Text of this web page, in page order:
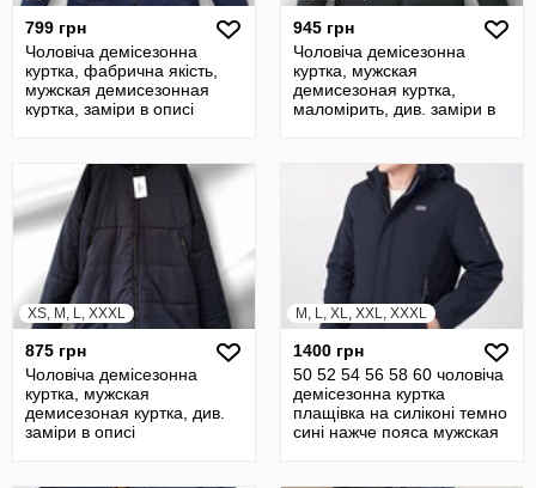
799 грн
Чоловіча демісезонна
куртка, фабрична якість,
мужская демисезонная
куртка, заміри в описі
945 грн
Чоловіча демісезонна
куртка, мужская
демисезоная куртка,
маломірить, див. заміри в
XS, M, L, XXXL
875 грн
Чоловіча демісезонна
куртка, мужская
демисезоная куртка, див.
заміри в описі
M, L, XL, XXL, XXXL
1400 грн
50 52 54 56 58 60 чоловіча
демісезонна куртка
плащівка на силіконі темно
сині нажче пояса мужская